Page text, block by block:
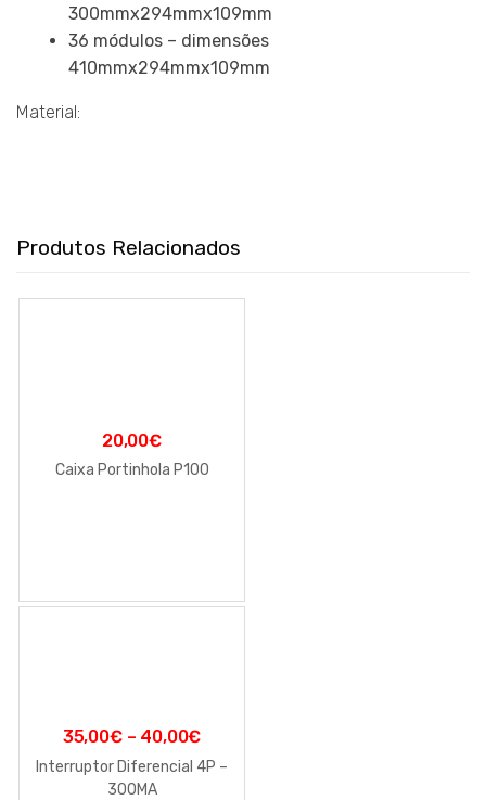
300mmx294mmx109mm
36 módulos – dimensões
410mmx294mmx109mm
Material:
Produtos Relacionados
20,00€
Caixa Portinhola P100
35,00€– 40,00€
Interruptor Diferencial 4P –
300MA